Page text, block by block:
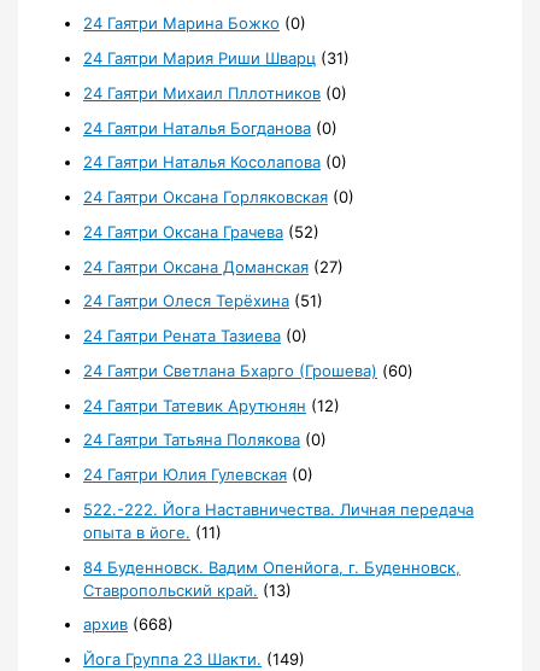
24 Гаятри Марина Божко (0)
24 Гаятри Мария Риши Шварц (31)
24 Гаятри Михаил Пллотников (0)
24 Гаятри Наталья Богданова (0)
24 Гаятри Наталья Косолапова (0)
24 Гаятри Оксана Горляковская (0)
24 Гаятри Оксана Грачева (52)
24 Гаятри Оксана Доманская (27)
24 Гаятри Олеся Терёхина (51)
24 Гаятри Рената Тазиева (0)
24 Гаятри Светлана Бхарго (Грошева) (60)
24 Гаятри Татевик Арутюнян (12)
24 Гаятри Татьяна Полякова (0)
24 Гаятри Юлия Гулевская (0)
522.-222. Йога Наставничества. Личная передача
опыта в йоге. (11)
84 Буденновск. Вадим Опенйога, г. Буденновск,
Ставропольский край. (13)
архив (668)
Йога Группа 23 Шакти. (149)